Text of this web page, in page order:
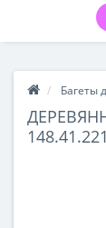
Багеты
148.41.221